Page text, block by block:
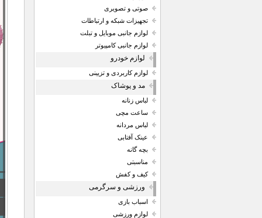
صوتی و تصویری
تجهیزات شبکه و ارتباطات
لوازم جانبی موبایل و تبلت
لوازم جانبی کامپیوتر
لوازم خودرو
لوازم کاربردی و تزیینی
مد و پوشاک
لباس زنانه
ساعت مچی
لباس مردانه
عینک آفتابی
بچه گانه
مناسبتی
کیف و کفش
ورزشی و سرگرمی
اسباب بازی
لوازم ورزشی